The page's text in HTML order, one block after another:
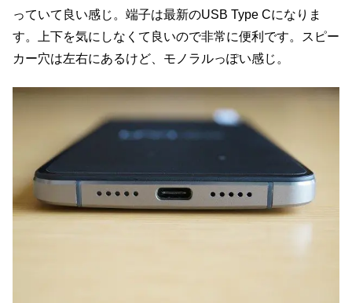
っていて良い感じ。端子は最新のUSB Type Cになりま
す。上下を気にしなくて良いので非常に便利です。スピー
カー穴は左右にあるけど、モノラルっぽい感じ。